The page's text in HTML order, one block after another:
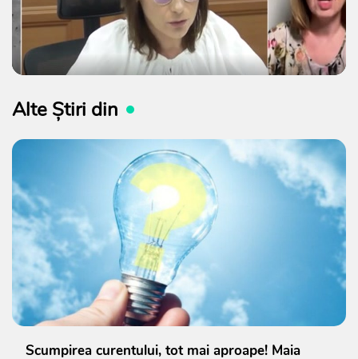
Alte Știri din
Scumpirea curentului, tot mai aproape! Maia